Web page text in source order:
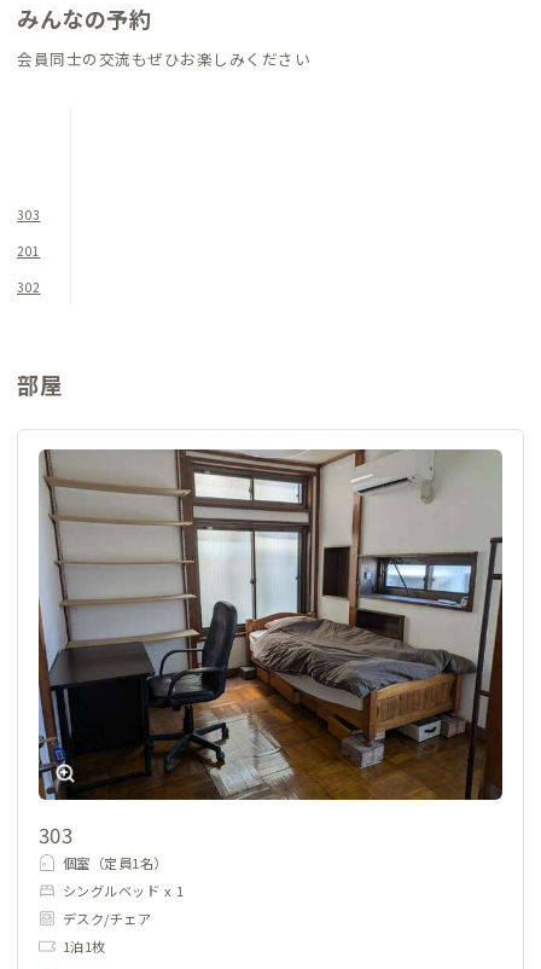
みんなの予約
会員同士の交流もぜひお楽しみください
303
201
302
部屋
303
個室（定員1名）
シングルベッド x 1
デスク/チェア
1泊1枚